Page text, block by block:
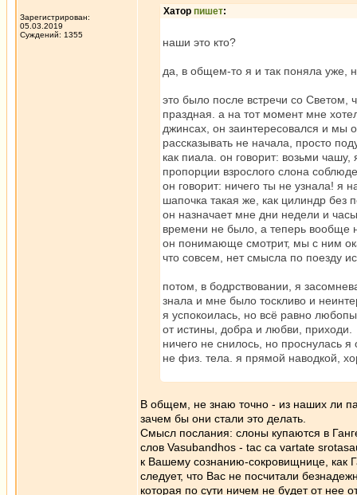
Зарегистрирован:
05.03.2019
Суждений: 1355
Хатор пишет:
наши это кто?
да, в общем-то я и так поняла уже,
это было после встречи со Светом,
праздная. а на тот момент мне
джинсах, он заинтересовался и мы
рассказывать не начала, просто
как пиала. он говорит: возьми
пропорции взрослого слона
он говорит: ничего ты не узнала! я
шапочка такая же, как цилиндр без
он назначает мне дни недели и
времени не было, а теперь вообще
он понимающе смотрит, мы с ним
что совсем, нет смысла по поезду
потом, в бодрствовании, я
знала и мне было тоскливо и
я успокоилась, но всё равно
от истины, добра и любви, приходи.
ничего не снилось, но проснулась
не физ. тела. я прямой наводкой,
В общем, не знаю точно - из наших ли
зачем бы они стали это делать.
Смысл послания: слоны купаются в
слов Vasubandhos - tac ca vartate
к Вашему сознанию-сокровищнице, как
следует, что Вас не посчитали
которая по сути ничем не будет от нее